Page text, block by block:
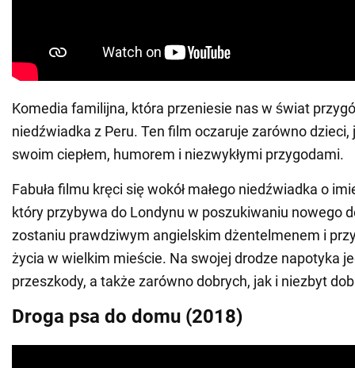
Komedia familijna, która przeniesie nas w świat
niedźwiadka z Peru. Ten film oczaruje zarówno dzieci,
swoim ciepłem, humorem i niezwykłymi przygodami.
Fabuła filmu kręci się wokół małego niedźwiadka o
który przybywa do Londynu w poszukiwaniu nowego
zostaniu prawdziwym angielskim dżentelmenem i
życia w wielkim mieście. Na swojej drodze napotyka
przeszkody, a także zarówno dobrych, jak i niezbyt
Droga psa do domu (2018)